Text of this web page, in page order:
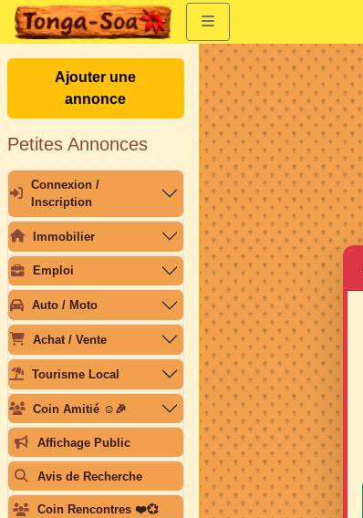
Ajouter une
annonce
Petites Annonces
Connexion /
Inscription
Immobilier
Emploi
Auto / Moto
Achat / Vente
Tourisme Local
Coin Amitié ☺️🎉
Affichage Public
Avis de Recherche
Coin Rencontres ❤️💞